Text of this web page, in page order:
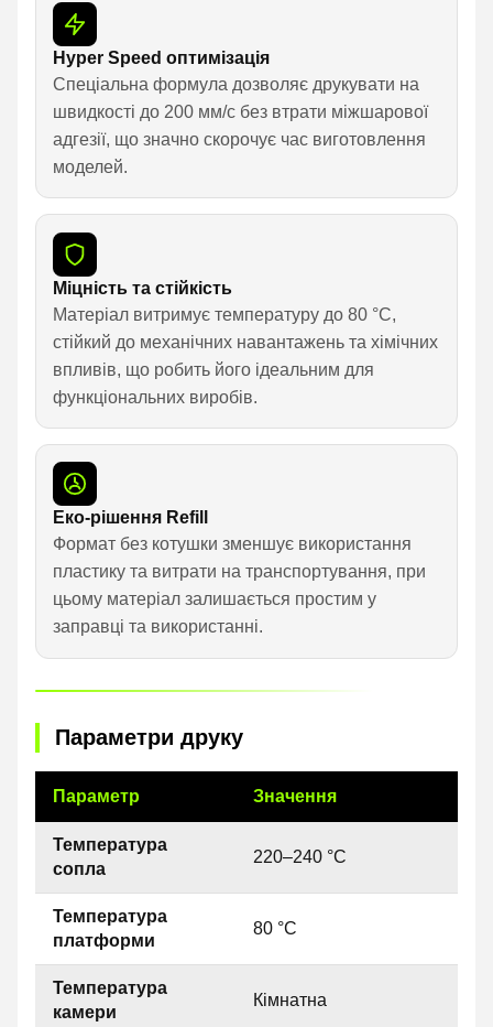
Hyper Speed оптимізація
Спеціальна формула дозволяє друкувати на
швидкості до 200 мм/с без втрати міжшарової
адгезії, що значно скорочує час виготовлення
моделей.
Міцність та стійкість
Матеріал витримує температуру до 80 °C,
стійкий до механічних навантажень та хімічних
впливів, що робить його ідеальним для
функціональних виробів.
Еко-рішення Refill
Формат без котушки зменшує використання
пластику та витрати на транспортування, при
цьому матеріал залишається простим у
заправці та використанні.
Параметри друку
Параметр Значення
Температура
сопла
220–240 °C
Температура
платформи
80 °C
Температура
камери
Кімнатна